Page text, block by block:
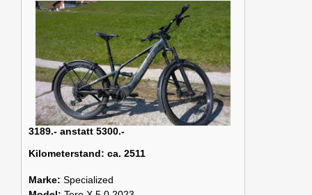
3189.- anstatt 5300.-
Kilometerstand: ca. 2511
Marke: Specialized